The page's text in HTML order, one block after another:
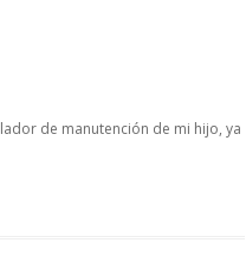
de manutención de mi hijo, ya